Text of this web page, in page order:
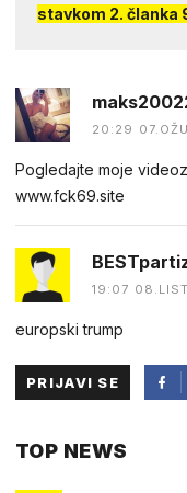
stavkom 2. članka
20:29
Pogledаjtе mоjе
w︆︆w︆︆w︆︆.︆︆f︆︆ck69︆︆.︆︆site
19:07
europski trump
PRIJAVI SE
TOP NEWS